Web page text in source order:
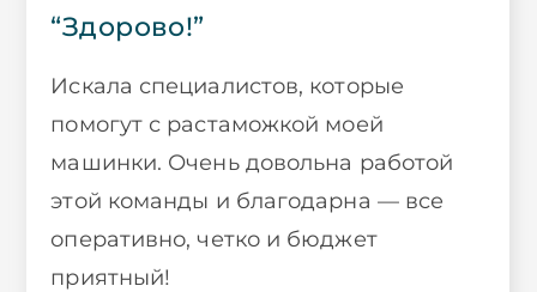
“Здорово!”​
Искала специалистов, которые
помогут с растаможкой моей
машинки. Очень довольна работой
этой команды и благодарна — все
оперативно, четко и бюджет
приятный!